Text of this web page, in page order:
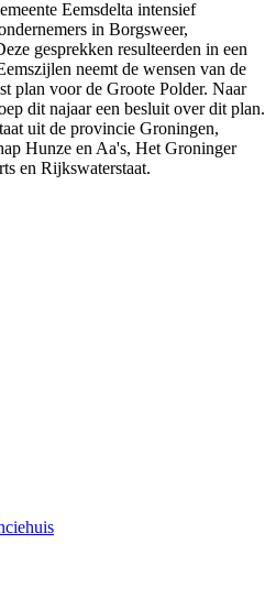
Eemsdelta intensief
in Borgsweer,
gesprekken resulteerden in een
neemt de wensen van de
plan voor de Groote Polder. Naar
dit najaar een besluit over dit plan.
uit de provincie Groningen,
Hunze en Aa's, Het Groninger
en Rijkswaterstaat.